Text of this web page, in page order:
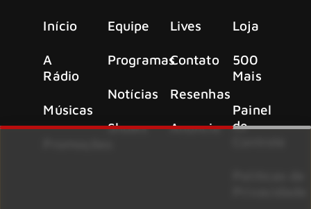
Início
A
Rádio
Músicas
Equipe
Programas
Notícias
Shows
Lives
Contato
Resenhas
Anuncie
Loja
500
Mais
Painel
de